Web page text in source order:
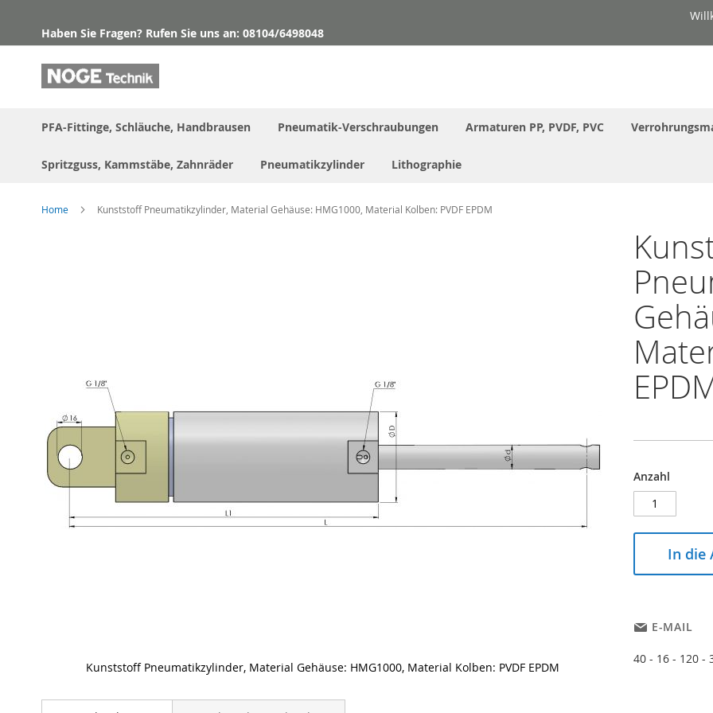
zum
Inhalt
Haben Sie Fragen? Rufen Sie uns an: 08104/6498048
PFA-Fittinge, Schläuche, Handbrausen
Pneumatik-Verschraubungen Armaturen PP, PVDF, PVC
Spritzguss, Kammstäbe, Zahnräder Pneumatikzylinder Lithographie
Home Kunststoff Pneumatikzylinder, Material Gehäuse: HMG1000, Material Kolben: PVDF EPDM
Anzahl
In die
E-MAIL
40 - 16 - 120 -
Kunststoff Pneumatikzylinder, Material Gehäuse: HMG1000, Material Kolben: PVDF EPDM
to